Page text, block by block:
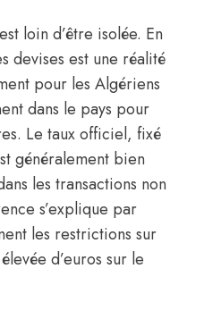
loin d’être isolée. En
devises est une réalité
pour les Algériens
dans le pays pour
Le taux officiel, fixé
généralement bien
les transactions non
s’explique par
les restrictions sur
d’euros sur le